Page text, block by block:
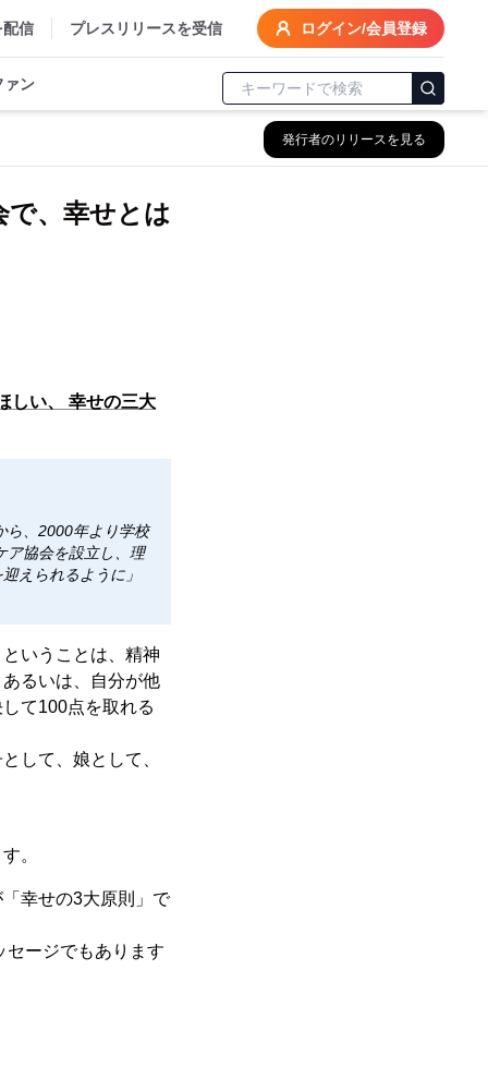
配信 プレスリリースを受信 ログイン/会員登録
ァン
発行者のリリースを見る
で、幸せとは
しい、 幸せの三大
ら、2000年より学校
ア協会を設立し、理
えられるように」
いうことは、精神
るいは、自分が他
て100点を取れる
して、娘として、
。
幸せの3大原則」で
セージでもあります